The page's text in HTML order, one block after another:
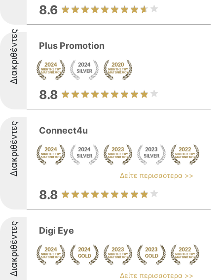
8.6
Διακριθέντες Plus Promotion
8.8
Διακριθέντες Connect4u
Δείτε περισσότερα >>
8.8
Διακριθέντες Digi Eye
Δείτε περισσότερα >>